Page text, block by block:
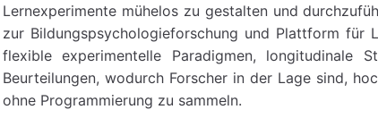
Lernexperimente mühelos zu gestalten und
zur Bildungspsychologieforschung und Plattform für
flexible experimentelle Paradigmen, longitudinale
Beurteilungen, wodurch Forscher in der Lage sind,
ohne Programmierung zu sammeln.